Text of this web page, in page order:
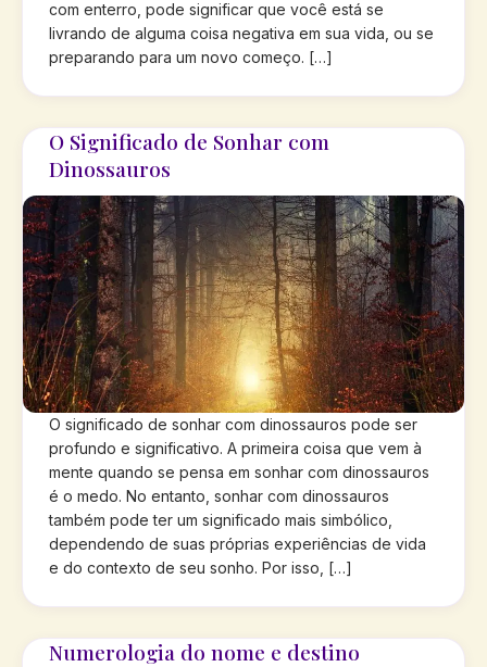
com enterro, pode significar que você está se
livrando de alguma coisa negativa em sua vida, ou se
preparando para um novo começo. […]
O Significado de Sonhar com
Dinossauros
O significado de sonhar com dinossauros pode ser
profundo e significativo. A primeira coisa que vem à
mente quando se pensa em sonhar com dinossauros
é o medo. No entanto, sonhar com dinossauros
também pode ter um significado mais simbólico,
dependendo de suas próprias experiências de vida
e do contexto de seu sonho. Por isso, […]
Numerologia do nome e destino